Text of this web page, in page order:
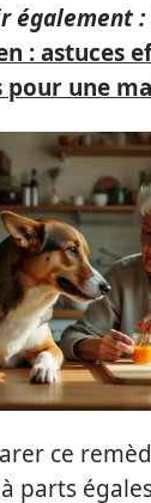
également :
: astuces
pour une
ce
parts